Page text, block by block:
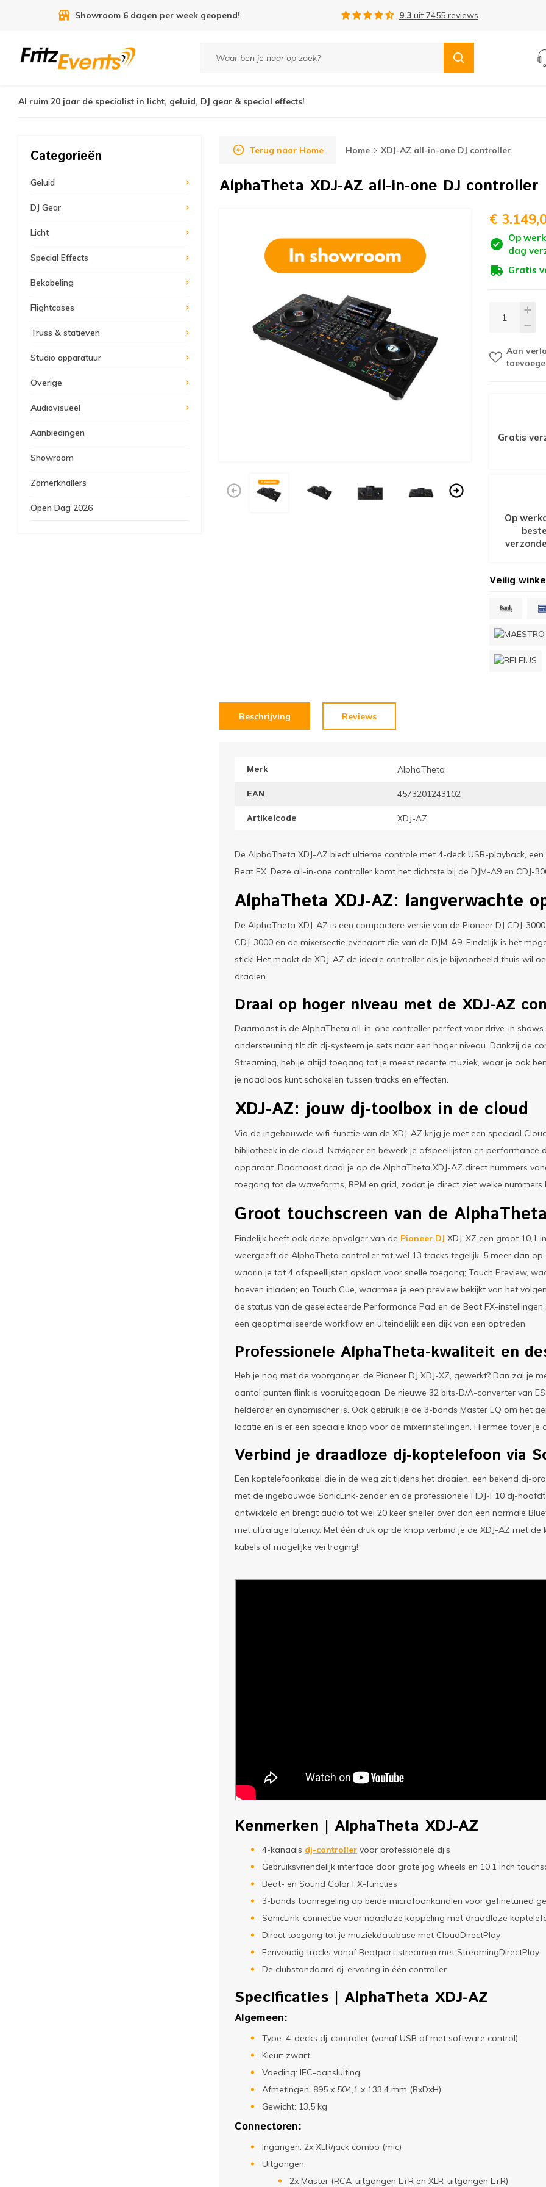
9.3uit7455reviews Gratis verzending vanaf €75,-
Al ruim 20 jaar dé specialist in licht, geluid, DJ gear & special effects!
Categorieën
Geluid
DJ Gear
Licht
Special Effects
Bekabeling
Flightcases
Truss & statieven
Studio apparatuur
Overige
Audiovisueel
Aanbiedingen
Showroom
Zomerknallers
Open Dag 2026
Terug naar Home Home XDJ-AZ all-in-one DJ controller
AlphaTheta XDJ-AZ all-in-one DJ controller
€
Op
dag
Gratis
Aan
Gratis
Op
Veilig
Beschrijving Reviews
Merk AlphaTheta
EAN 4573201243102
Artikelcode XDJ-AZ
De AlphaTheta XDJ-AZ biedt ultieme controle met 4-deck USB-playback,
Beat FX. Deze all-in-one controller komt het dichtste bij de DJM-A9 en CDJ-
AlphaTheta XDJ-AZ: langverwachte
De AlphaTheta XDJ-AZ is een compactere versie van de Pioneer DJ CDJ-
CDJ-3000 en de mixersectie evenaart die van de DJM-A9. Eindelijk is het
stick! Het maakt de XDJ-AZ de ideale controller als je bijvoorbeeld thuis wil
draaien.
Draai op hoger niveau met de XDJ-AZ
Daarnaast is de AlphaTheta all-in-one controller perfect voor drive-in
ondersteuning tilt dit dj-systeem je sets naar een hoger niveau. Dankzij de
Streaming, heb je altijd toegang tot je meest recente muziek, waar je ook
je naadloos kunt schakelen tussen tracks en effecten.
XDJ-AZ: jouw dj-toolbox in de cloud
Via de ingebouwde wifi-functie van de XDJ-AZ krijg je met een speciaal
bibliotheek in de cloud. Navigeer en bewerk je afspeellijsten en
apparaat. Daarnaast draai je op de AlphaTheta XDJ-AZ direct nummers
toegang tot de waveforms, BPM en grid, zodat je direct ziet welke nummers
Groot touchscreen van de
Eindelijk heeft ook deze opvolger van de Pioneer DJ XDJ-XZ een groot 10,1
weergeeft de AlphaTheta controller tot wel 13 tracks tegelijk, 5 meer dan op
waarin je tot 4 afspeellijsten opslaat voor snelle toegang; Touch Preview,
hoeven inladen; en Touch Cue, waarmee je een preview bekijkt van het
de status van de geselecteerde Performance Pad en de Beat FX-
een geoptimaliseerde workflow en uiteindelijk een dijk van een optreden.
Professionele AlphaTheta-kwaliteit en
Heb je nog met de voorganger, de Pioneer DJ XDJ-XZ, gewerkt? Dan zal je
aantal punten flink is vooruitgegaan. De nieuwe 32 bits-D/A-converter van
helderder en dynamischer is. Ook gebruik je de 3-bands Master EQ om het
locatie en is er een speciale knop voor de mixerinstellingen. Hiermee tover
Verbind je draadloze dj-koptelefoon via
Een koptelefoonkabel die in de weg zit tijdens het draaien, een bekend dj-
met de ingebouwde SonicLink-zender en de professionele HDJ-F10 dj-
ontwikkeld en brengt audio tot wel 20 keer sneller over dan een normale
met ultralage latency. Met één druk op de knop verbind je de XDJ-AZ met
kabels of mogelijke vertraging!
Kenmerken | AlphaTheta XDJ-AZ
4-kanaals dj-controller voor professionele dj's
Gebruiksvriendelijk interface door grote jog wheels en 10,1 inch
Beat- en Sound Color FX-functies
3-bands toonregeling op beide microfoonkanalen voor gefinetuned
SonicLink-connectie voor naadloze koppeling met draadloze
Direct toegang tot je muziekdatabase met CloudDirectPlay
Eenvoudig tracks vanaf Beatport streamen met StreamingDirectPlay
De clubstandaard dj-ervaring in één controller
Specificaties | AlphaTheta XDJ-AZ
Algemeen:
Type: 4-decks dj-controller (vanaf USB of met software control)
Kleur: zwart
Voeding: IEC-aansluiting
Afmetingen: 895 x 504,1 x 133,4 mm (BxDxH)
Gewicht: 13,5 kg
Connectoren:
Ingangen: 2x XLR/jack combo (mic)
Uitgangen:
2x Master (RCA-uitgangen L+R en XLR-uitgangen L+R)